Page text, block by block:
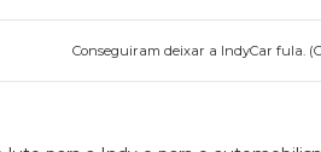
Conseguiram deixar a IndyCar fula.